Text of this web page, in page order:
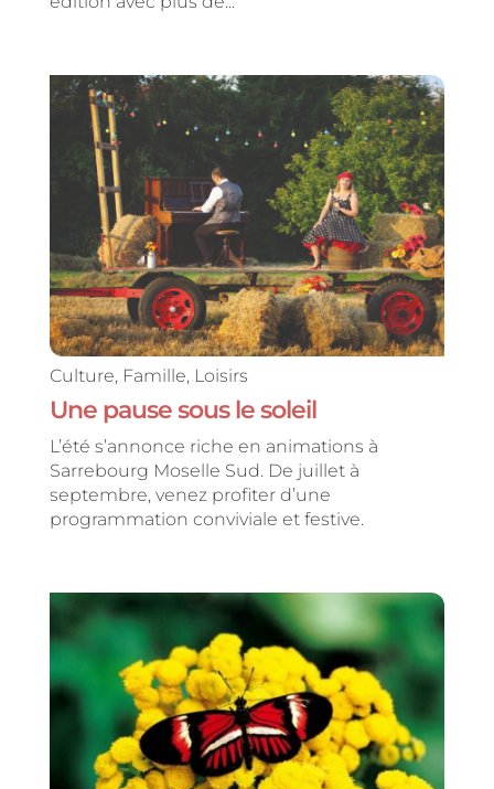
Culture, Famille, Loisirs
Une pause sous le soleil
L’été s’annonce riche en animations à
Sarrebourg Moselle Sud. De juillet à
septembre, venez profiter d’une
programmation conviviale et festive.